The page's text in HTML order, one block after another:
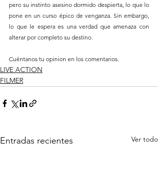
pero su instinto asesino dormido despierta, lo que lo
pone en un curso épico de venganza. Sin embargo,
lo que le espera es una verdad que amenaza con
alterar por completo su destino.
Cuéntanos tu opinion en los comentarios.
LIVE ACTION
FILMER
Entradas recientes Ver todo